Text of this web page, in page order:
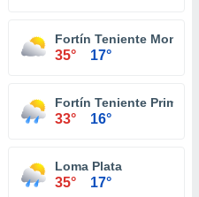
Enciso Fortín Teniente
35° 17°
BuenaventuraFortín Teniente
33° 16°
Loma Plata
35° 17°